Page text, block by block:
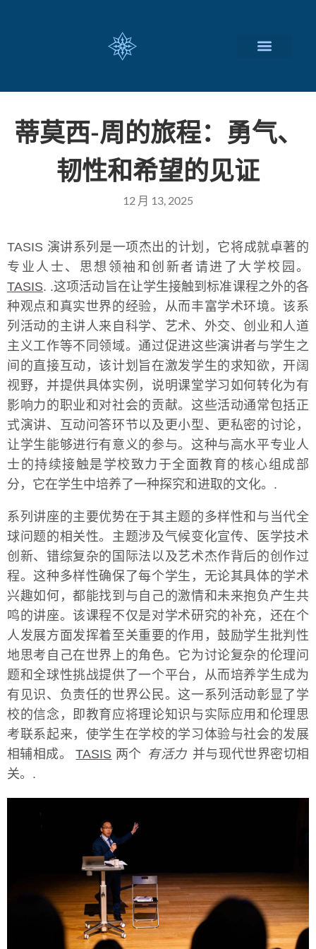
蒂莫西-周的旅程：勇气、
韧性和希望的见证
12 月 13, 2025
TASIS 演讲系列是一项杰出的计划，它将成就卓著的
专业人士、思想领袖和创新者请进了大学校园。
TASIS. .这项活动旨在让学生接触到标准课程之外的各
种观点和真实世界的经验，从而丰富学术环境。该系
列活动的主讲人来自科学、艺术、外交、创业和人道
主义工作等不同领域。通过促进这些演讲者与学生之
间的直接互动，该计划旨在激发学生的求知欲，开阔
视野，并提供具体实例，说明课堂学习如何转化为有
影响力的职业和对社会的贡献。这些活动通常包括正
式演讲、互动问答环节以及更小型、更私密的讨论，
让学生能够进行有意义的参与。这种与高水平专业人
士的持续接触是学校致力于全面教育的核心组成部
分，它在学生中培养了一种探究和进取的文化。.
系列讲座的主要优势在于其主题的多样性和与当代全
球问题的相关性。主题涉及气候变化宣传、医学技术
创新、错综复杂的国际法以及艺术杰作背后的创作过
程。这种多样性确保了每个学生，无论其具体的学术
兴趣如何，都能找到与自己的激情和未来抱负产生共
鸣的讲座。该课程不仅是对学术研究的补充，还在个
人发展方面发挥着至关重要的作用，鼓励学生批判性
地思考自己在世界上的角色。它为讨论复杂的伦理问
题和全球性挑战提供了一个平台，从而培养学生成为
有见识、负责任的世界公民。这一系列活动彰显了学
校的信念，即教育应将理论知识与实际应用和伦理思
考联系起来，使学生在学校的学习体验与社会的发展
相辅相成。TASIS 两个 有活力 并与现代世界密切相
关。.